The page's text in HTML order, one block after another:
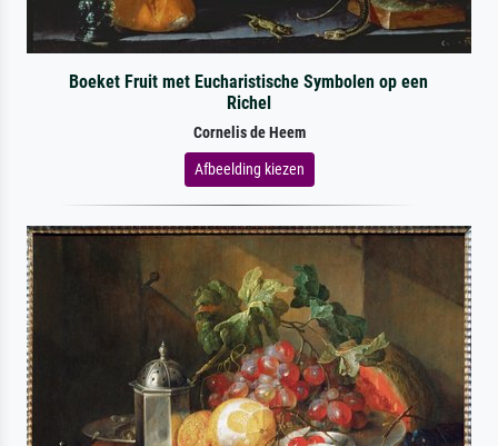
Boeket Fruit met Eucharistische Symbolen op een
Richel
Cornelis de Heem
Afbeelding kiezen